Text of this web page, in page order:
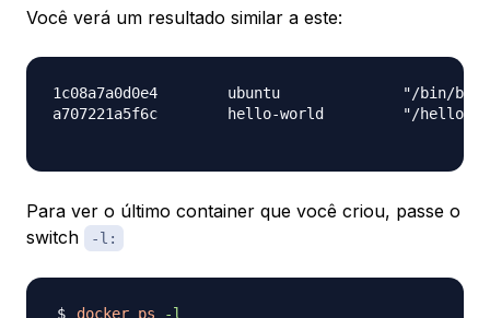
Você verá um resultado similar a este:
1c08a7a0d0e4        ubuntu              "/bin/
a707221a5f6c        hello-world         "/
Para ver o último container que você criou, passe o
switch
-l:
docker ps -l